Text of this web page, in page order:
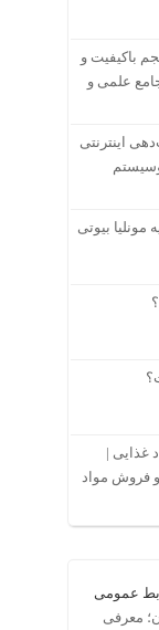
باکیفیت و
علمی و
اینترنتی
مونلیا بیوتی
غذایی |
و فروش مواد
عمومی
معرفی